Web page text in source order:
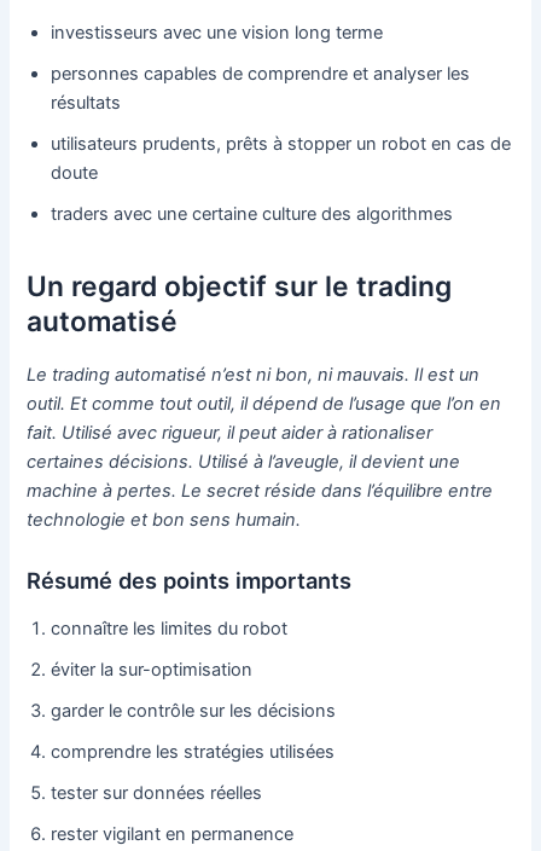
investisseurs avec une vision long terme
personnes capables de comprendre et analyser les
résultats
utilisateurs prudents, prêts à stopper un robot en cas de
doute
traders avec une certaine culture des algorithmes
Un regard objectif sur le trading
automatisé
Le trading automatisé n’est ni bon, ni mauvais. Il est un
outil. Et comme tout outil, il dépend de l’usage que l’on en
fait. Utilisé avec rigueur, il peut aider à rationaliser
certaines décisions. Utilisé à l’aveugle, il devient une
machine à pertes. Le secret réside dans l’équilibre entre
technologie et bon sens humain.
Résumé des points importants
connaître les limites du robot
éviter la sur-optimisation
garder le contrôle sur les décisions
comprendre les stratégies utilisées
tester sur données réelles
rester vigilant en permanence